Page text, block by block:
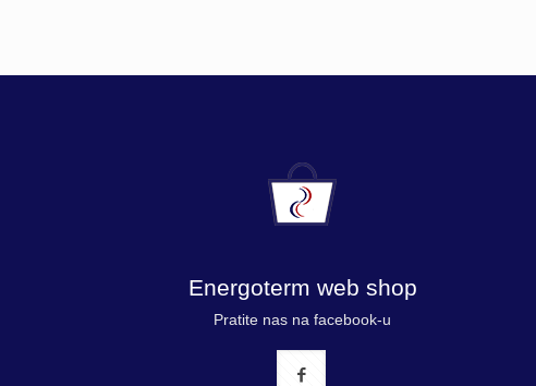
Energoterm web shop
Pratite nas na facebook-u